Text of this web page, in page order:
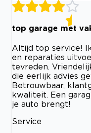
top garage met
Altijd top service!
en reparaties
tevreden.
die eerlijk advies
Betrouwbaar,
kwaliteit. Een
je auto brengt!
Service